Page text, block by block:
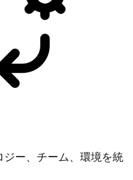
ー、チーム、環境を統